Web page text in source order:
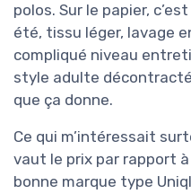
polos. Sur le papier,
été, tissu léger, lavage
compliqué niveau
style adulte
que ça donne.
Ce qui m’intéressait
vaut le prix par rapport
bonne marque type